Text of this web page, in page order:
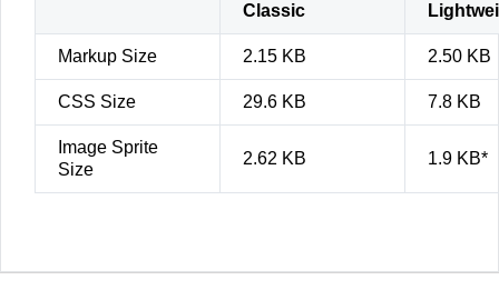
Classic
Markup Size 2.15 KB 2.50 KB
CSS Size 29.6 KB 7.8 KB
Image Sprite
Size
2.62 KB 1.9 KB*